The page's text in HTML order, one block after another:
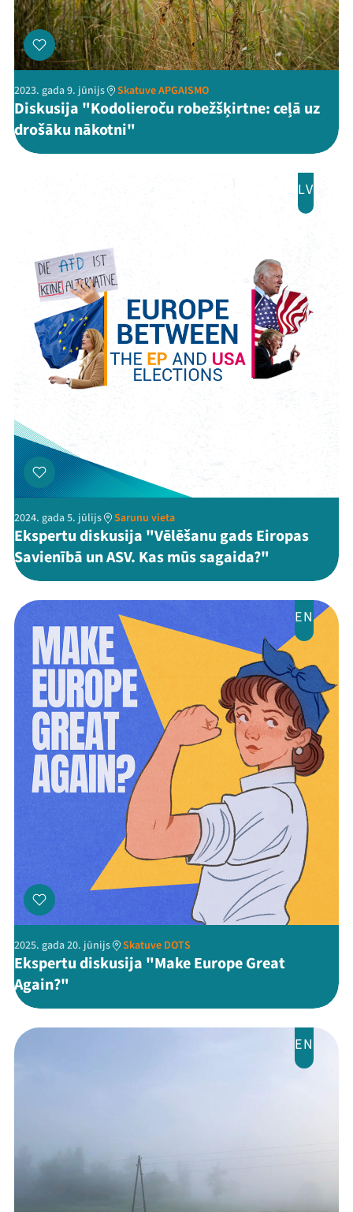
2023. gada 9. jūnijs Skatuve APGAISMO
Diskusija "Kodolieroču robežšķirtne: ceļā uz
drošāku nākotni"
LV
2024. gada 5. jūlijs Sarunu vieta
Ekspertu diskusija "Vēlēšanu gads Eiropas
Savienībā un ASV. Kas mūs sagaida?"
EN
2025. gada 20. jūnijs Skatuve DOTS
Ekspertu diskusija "Make Europe Great
Again?"
EN